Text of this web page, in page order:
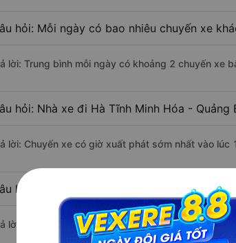
hỏi: Mỗi ngày có bao nhiêu chuyến xe
lời: Trung bình mỗi ngày có khoảng 2 chuyến xe
hỏi: Nhà xe đi Hà Tĩnh Minh Hóa - Quảng
lời: Chuyến xe có giờ xuất phát sớm nhất vào lúc
hỏi: Nhà xe đi Minh Hóa - Quảng Bình từ
lời: Chuyến xe có giờ xuất phát trễ (muộn) nhất